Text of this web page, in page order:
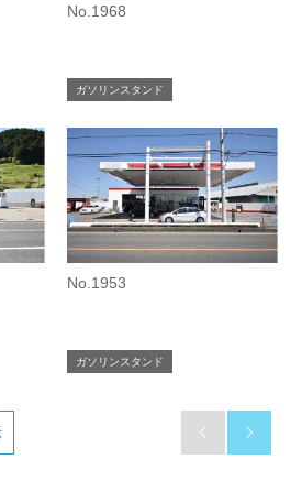
No.1968
ガソリンスタンド
No.1953
ガソリンスタンド
 